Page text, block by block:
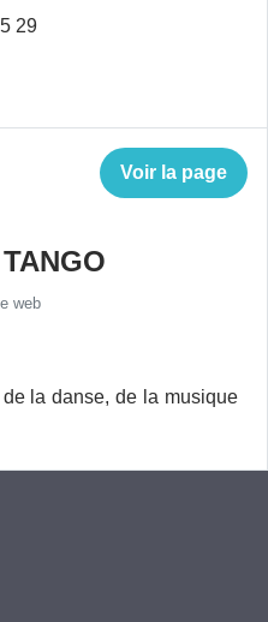
29
Voir la page
web
la danse, de la musique